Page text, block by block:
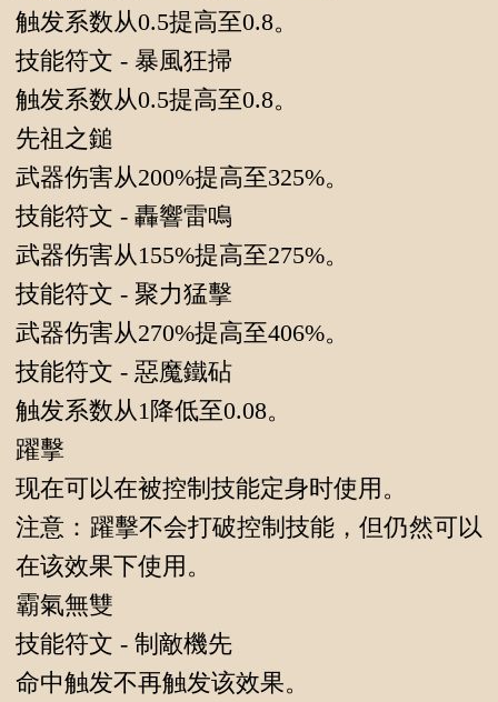
触发系数从0.5提高至0.8。
技能符文 - 暴風狂掃
触发系数从0.5提高至0.8。
先祖之鎚
武器伤害从200%提高至325%。
技能符文 - 轟響雷鳴
武器伤害从155%提高至275%。
技能符文 - 聚力猛擊
武器伤害从270%提高至406%。
技能符文 - 惡魔鐵砧
触发系数从1降低至0.08。
躍擊
现在可以在被控制技能定身时使用。
注意：躍擊不会打破控制技能，但仍然可以
在该效果下使用。
霸氣無雙
技能符文 - 制敵機先
命中触发不再触发该效果。